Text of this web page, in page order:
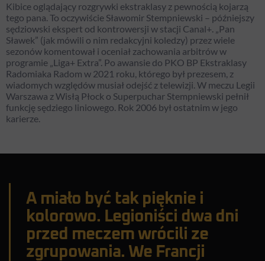
Kibice oglądający rozgrywki ekstraklasy z pewnością kojarzą
tego pana. To oczywiście Sławomir Stempniewski – późniejszy
sędziowski ekspert od kontrowersji w stacji Canal+. „Pan
Sławek” (jak mówili o nim redakcyjni koledzy) przez wiele
sezonów komentował i oceniał zachowania arbitrów w
programie „Liga+ Extra”. Po awansie do PKO BP Ekstraklasy
Radomiaka Radom w 2021 roku, którego był prezesem, z
wiadomych względów musiał odejść z telewizji. W meczu Legii
Warszawa z Wisłą Płock o Superpuchar Stempniewski pełnił
funkcję sędziego liniowego. Rok 2006 był ostatnim w jego
karierze.
A miało być tak pięknie i
kolorowo. Legioniści dwa dni
przed meczem wrócili ze
zgrupowania. We Francji